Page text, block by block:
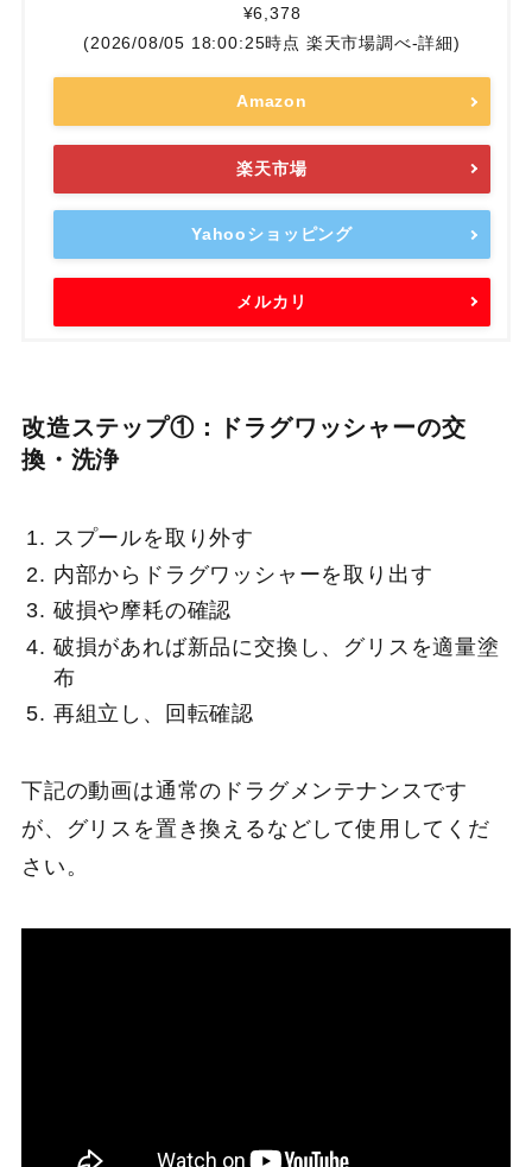
¥6,378
(2026/08/05 18:00:25時点 楽天市場調べ-詳細)
Amazon
楽天市場
Yahooショッピング
メルカリ
改造ステップ①：ドラグワッシャーの交
換・洗浄
スプールを取り外す
内部からドラグワッシャーを取り出す
破損や摩耗の確認
破損があれば新品に交換し、グリスを適量塗
布
再組立し、回転確認
下記の動画は通常のドラグメンテナンスです
が、グリスを置き換えるなどして使用してくだ
さい。